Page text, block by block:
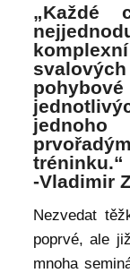
„Každé
tréninku.“
-Vladimir
Nezvedat
poprvé, ale
mnoha